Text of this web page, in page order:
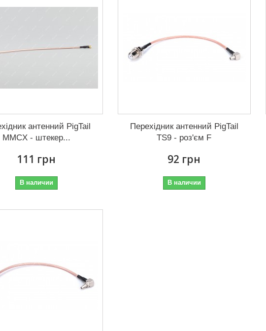
антенний PigTail
MMCX - штекер...
111 грн
В наличии
Перехідник антенний PigTail
TS9 - роз'єм F
92 грн
В наличии